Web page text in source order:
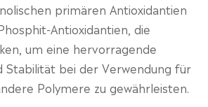
primären Antioxidantien
Antioxidantien, die
um eine hervorragende
Stabilität bei der Verwendung für
Polymere zu gewährleisten.